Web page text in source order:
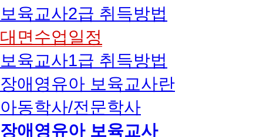
보육교사2급 취득방법
대면수업일정
보육교사1급 취득방법
장애영유아 보육교사란
아동학사/전문학사
장애영유아 보육교사